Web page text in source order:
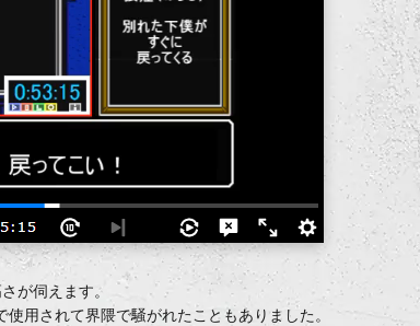
が伺えます。
用されて界隈で騒がれたこともありました。